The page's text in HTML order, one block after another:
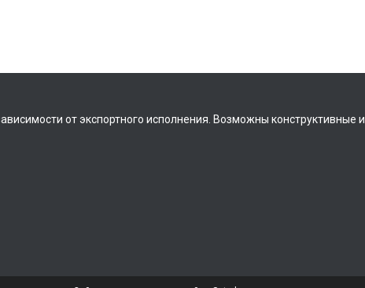
от экспортного исполнения. Возможны конструктивные